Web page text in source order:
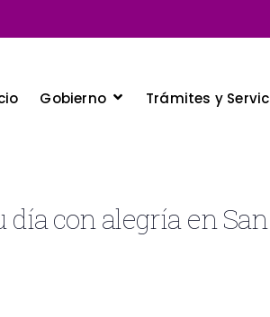
Gobierno Trámites y
con alegría en